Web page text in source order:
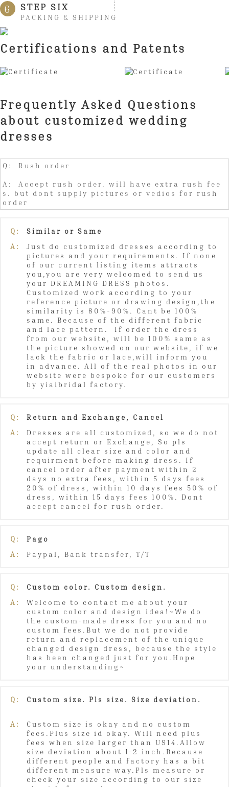
6 STEP SIX
PACKING & SHIPPING
Certifications and Patents
Frequently Asked Questions
about customized wedding
dresses
Q: Rush order
A: Accept rush order. will have extra rush fee
s. but dont supply pictures or vedios for rush
order
Q:
Similar or Same
A:
Just do customized dresses according to
pictures and your requirements. If none
of our current listing items attracts
you,you are very welcomed to send us
your DREAMING DRESS photos.
Customized work according to your
reference picture or drawing design,the
similarity is 80%-90%. Cant be 100%
same. Because of the different fabric
and lace pattern. If order the dress
from our website, will be 100% same as
the picture showed on our website, if we
lack the fabric or lace,will inform you
in advance. All of the real photos in our
website were bespoke for our customers
by yiaibridal factory.
Q:
Return and Exchange, Cancel
A:
Dresses are all customized, so we do not
accept return or Exchange, So pls
update all clear size and color and
requirment before making dress. If
cancel order after payment within 2
days no extra fees, within 5 days fees
20% of dress, within 10 days fees 50% of
dress, within 15 days fees 100%. Dont
accept cancel for rush order.
Q:
Pago
A:
Paypal, Bank transfer, T/T
Q:
Custom color. Custom design.
A:
Welcome to contact me about your
custom color and design idea!~We do
the custom-made dress for you and no
custom fees.But we do not provide
return and replacement of the unique
changed design dress, because the style
has been changed just for you.Hope
your understanding~
Q: Custom size. Pls size. Size deviation.
A:
Custom size is okay and no custom
fees.Plus size id okay. Will need plus
fees when size larger than US14.Allow
size deviation about 1-2 inch.Because
different people and factory has a bit
different measure way.Pls measure or
check your size according to our size